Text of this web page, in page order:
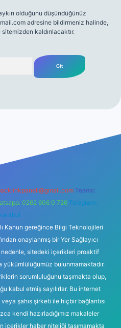
olduğunu düşündüğünüz
adresine bildirmeniz halinde,
kaldırılacaktır.
Teams:
0262 606 0 726 Telegram:
Kanun gereğince Bilgi Teknolojileri
onaylanmış bir Yer Sağlayıcı
sitedeki içerikleri proaktif
yükümlülüğümüz bulunmamaktadır.
sorumluluğunu taşımakta olup,
kabul etmiş sayılırlar. Bu internet
şahıs şirketi ile hiçbir bağlantısı
kendi hazırladığımız makaleler
içerikler haber niteliği taşımamakta